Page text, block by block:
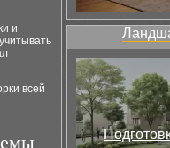
и
всей